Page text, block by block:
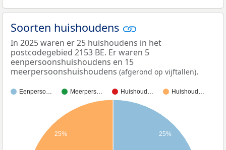
Soorten huishoudens
In 2025 waren er 25 huishoudens in het
postcodegebied 2153 BE. Er waren 5
eenpersoonshuishoudens en 15
meerpersoonshuishoudens (afgerond op vijftallen).
Eenperso… Meerpers… Huishoud… Huishoud…
25%
25%